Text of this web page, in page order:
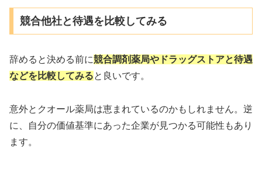
競合他社と待遇を比較してみる
辞めると決める前に競合調剤薬局やドラッグストアと待遇
などを比較してみると良いです。
意外とクオール薬局は恵まれているのかもしれません。逆
に、自分の価値基準にあった企業が見つかる可能性もあり
ます。